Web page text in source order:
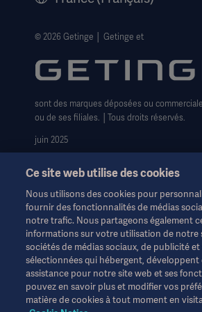
Formulaire pour les droits des
Conditions générales de vente
© 2026 Getinge │ Getinge et
sont des marques déposées ou
ou de ses filiales. │Tous droits réservés.
juin 2025
Ces informations sont destinées
professionnels de la santé ou à d'autres
et sont fournies à titre d'information
pas exhaustives et ne remplacent en aucun
d'emploi, le manuel d'entretien ou les
Getinge n'assume aucune responsabilité
Ce site web utilise des cookies
Nous utilisons des cookies pour
fournir des fonctionnalités de médias
notre trafic. Nous partageons également
informations sur votre utilisation de notre
sociétés de médias sociaux, de publicité et
sélectionnées qui hébergent,
assistance pour notre site web et ses
pouvez en savoir plus et modifier vos
matière de cookies à tout moment en